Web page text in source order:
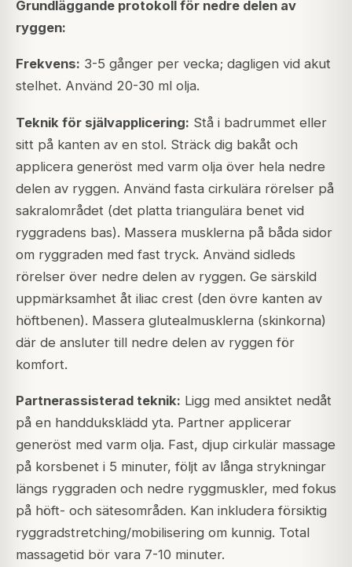
Grundläggande protokoll för nedre delen av
ryggen:
Frekvens: 3-5 gånger per vecka; dagligen vid akut
stelhet. Använd 20-30 ml olja.
Teknik för självapplicering: Stå i badrummet eller
sitt på kanten av en stol. Sträck dig bakåt och
applicera generöst med varm olja över hela nedre
delen av ryggen. Använd fasta cirkulära rörelser på
sakralområdet (det platta triangulära benet vid
ryggradens bas). Massera musklerna på båda sidor
om ryggraden med fast tryck. Använd sidleds
rörelser över nedre delen av ryggen. Ge särskild
uppmärksamhet åt iliac crest (den övre kanten av
höftbenen). Massera glutealmusklerna (skinkorna)
där de ansluter till nedre delen av ryggen för
komfort.
Partnerassisterad teknik: Ligg med ansiktet nedåt
på en handduksklädd yta. Partner applicerar
generöst med varm olja. Fast, djup cirkulär massage
på korsbenet i 5 minuter, följt av långa strykningar
längs ryggraden och nedre ryggmuskler, med fokus
på höft- och sätesområden. Kan inkludera försiktig
ryggradstretching/mobilisering om kunnig. Total
massagetid bör vara 7-10 minuter.